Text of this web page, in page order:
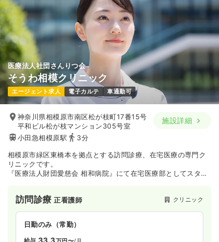
時間 7:00～16:00（休憩60分）
日祝休み
月給27万円以上可
気になる 詳細を見る
外来正・准看護師 クリニック
日勤のみ（常勤） 一時募集休止
給与 31.2 万円/月 賞与4.5ヶ月
※経験10年の例
時間 8:00～16:30
日勤のみ（パート） 一時募集休止
給与 時給1,800円〜
医療法人社団さんりつ会
そうわ相模クリニック
エージェント求人 電子カルテ 車通勤可
神奈川県相模原市南区松が枝町17番15号
平和ビル松が枝マンション305号室
小田急相模原駅
3分
施設詳細
相模原市緑区東橋本を拠点とする訪問診療、在宅医療の専門ク
リニックです。
『医療法人財団愛慈会 相和病院』にて在宅医療部としてスター
訪問診療正看護師 クリニック
日勤のみ（常勤）
給与